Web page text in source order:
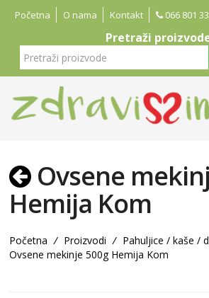
Početna O nama Kontakt 066 801
Pretraži
Ovsene
Hemija Kom
Početna / Proizvodi / Pahuljice / kaše /
Ovsene mekinje 500g Hemija Kom